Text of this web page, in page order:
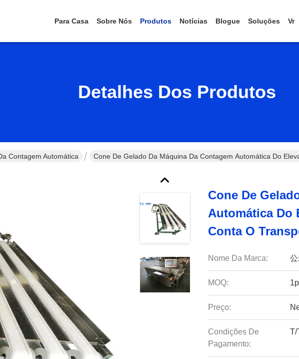
Para Casa Sobre Nós Produtos Notícias Blogue Soluções Vr
Detalhes Dos Produtos
Contagem Automática Cone De Gelado Da Máquina Da Contagem Automática Do
Cone De
Automática Do
Conta O
Nome Da Marca:
MOQ:
Preço:
Condições De
Pagamento:
T/